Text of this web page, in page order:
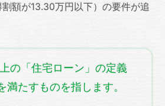
割額が13.30万円以下）の要件が追
の「住宅ローン」の定義
満たすものを指します。